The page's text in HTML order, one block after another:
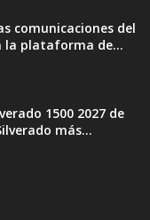
comunicaciones del
la plataforma de...
1500 2027 de
más...